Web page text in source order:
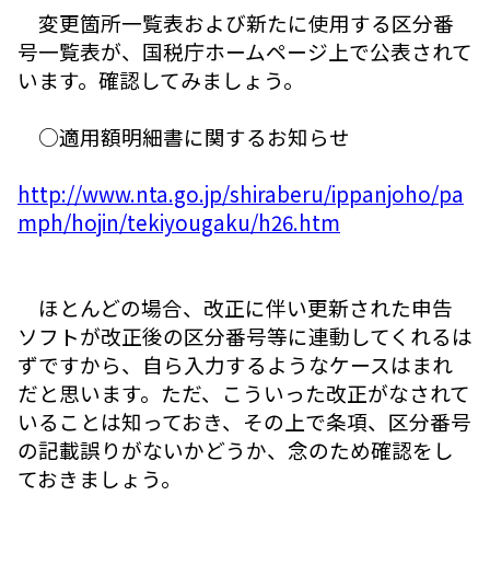
変更箇所一覧表および新たに使用する区分番
号一覧表が、国税庁ホームページ上で公表されて
います。確認してみましょう。
○適用額明細書に関するお知らせ
http://www.nta.go.jp/shiraberu/ippanjoho/pa
mph/hojin/tekiyougaku/h26.htm
ほとんどの場合、改正に伴い更新された申告
ソフトが改正後の区分番号等に連動してくれるは
ずですから、自ら入力するようなケースはまれ
だと思います。ただ、こういった改正がなされて
いることは知っておき、その上で条項、区分番号
の記載誤りがないかどうか、念のため確認をし
ておきましょう。